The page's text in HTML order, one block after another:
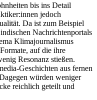
bis ins Detail
jedoch
Da ist zum Beispiel
Nachrichtenportals
Klimajournalismus
auf die ihre
Resonanz stießen.
Geschichten aus fernen
würden weniger
reichlich geteilt und